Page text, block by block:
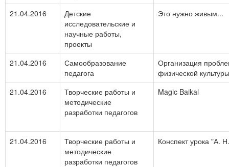
21.04.2016
Детские
исследовательские и
научные работы,
проекты
Это нужно живым...
21.04.2016
Самообразование
педагога
Организация
физической культуры
21.04.2016
Творческие работы и
методические
разработки педагогов
Magic Baikal
21.04.2016
Творческие работы и
методические
разработки педагогов
Конспект урока "А.